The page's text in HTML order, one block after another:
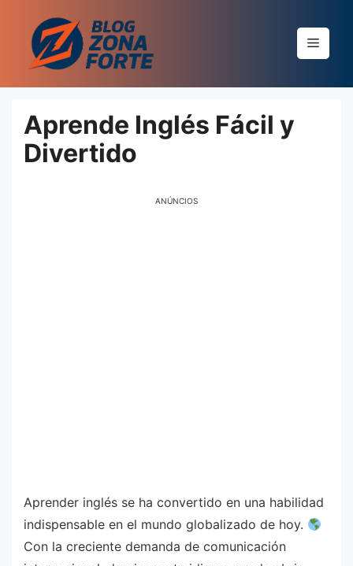
conteúdo
Menu
Aprende Inglés Fácil y
Divertido
ANÚNCIOS
Aprender inglés se ha convertido en una habilidad
indispensable en el mundo globalizado de hoy.
Con la creciente demanda de comunicación